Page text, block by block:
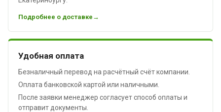
Подробнее о доставке
Удобная оплата
Безналичный перевод на расчётный счёт компании.
Оплата банковской картой или наличными.
После заявки менеджер согласует способ оплаты и
отправит документы.